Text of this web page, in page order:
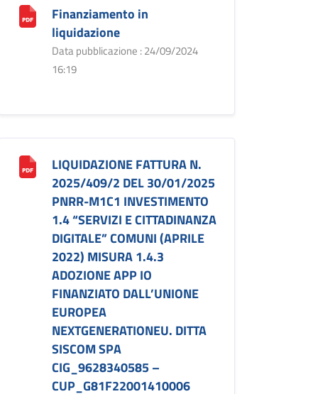
Finanziamento in
liquidazione
Data pubblicazione : 24/09/2024
16:19
LIQUIDAZIONE FATTURA N.
2025/409/2 DEL 30/01/2025
PNRR-M1C1 INVESTIMENTO
1.4 “SERVIZI E CITTADINANZA
DIGITALE” COMUNI (APRILE
2022) MISURA 1.4.3
ADOZIONE APP IO
FINANZIATO DALL’UNIONE
EUROPEA
NEXTGENERATIONEU. DITTA
SISCOM SPA
CIG_9628340585 –
CUP_G81F22001410006